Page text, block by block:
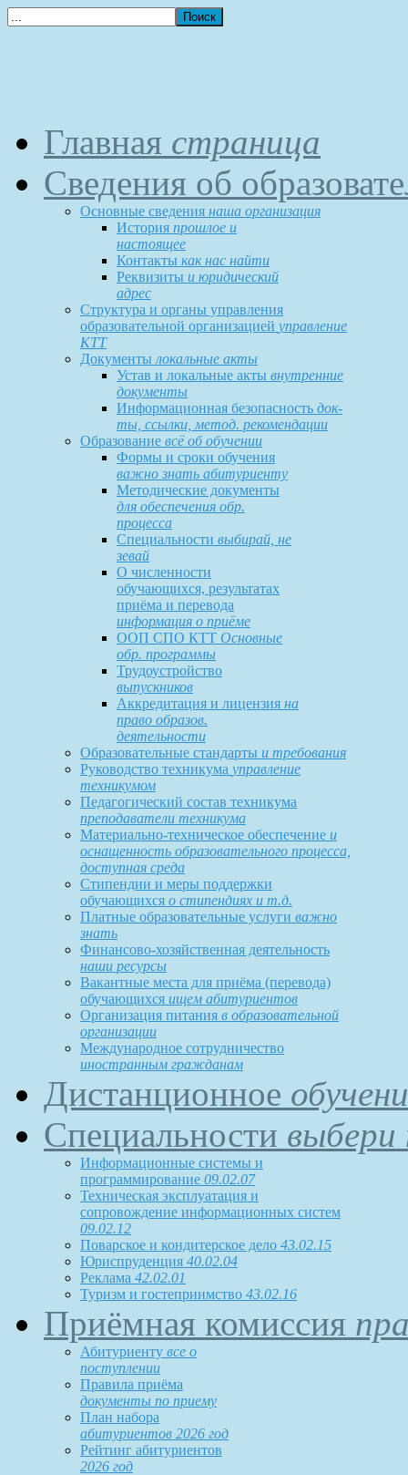
Главная страница
Сведения об
Основные сведения наша организация
История прошлое и
настоящее
Контакты как нас найти
Реквизиты и юридический
адрес
Структура и органы управления
образовательной организацией управление
КТТ
Документы локальные акты
Устав и локальные акты внутренние
документы
Информационная безопасность док-
ты, ссылки, метод. рекомендации
Образование всё об обучении
Формы и сроки обучения
важно знать абитуриенту
Методические документы
для обеспечения обр.
процесса
Специальности выбирай, не
зевай
О численности
обучающихся, результатах
приёма и перевода
информация о приёме
ООП СПО КТТ Основные
обр. программы
Трудоустройство
выпускников
Аккредитация и лицензия на
право образов.
деятельности
Образовательные стандарты и требования
Руководство техникума управление
техникумом
Педагогический состав техникума
преподаватели техникума
Материально-техническое обеспечение и
оснащенность образовательного процесса,
доступная среда
Стипендии и меры поддержки
обучающихся о стипендиях и т.д.
Платные образовательные услуги важно
знать
Финансово-хозяйственная деятельность
наши ресурсы
Вакантные места для приёма (перевода)
обучающихся ищем абитуриентов
Организация питания в образовательной
организации
Международное сотрудничество
иностранным гражданам
Дистанционное
Специальности выбери
Информационные системы и
программирование 09.02.07
Техническая эксплуатация и
сопровождение информационных систем
09.02.12
Поварское и кондитерское дело 43.02.15
Юриспруденция 40.02.04
Реклама 42.02.01
Туризм и гостеприимство 43.02.16
Приёмная комиссия
Абитуриенту все о
поступлении
Правила приёма
документы по приему
План набора
абитуриентов 2026 год
Рейтинг абитуриентов
2026 год